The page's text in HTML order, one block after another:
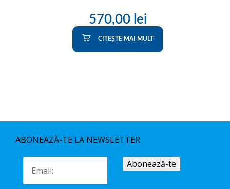
570,00 lei
CITEȘTE MAI MULT
ABONEAZĂ-TE LA NEWSLETTER